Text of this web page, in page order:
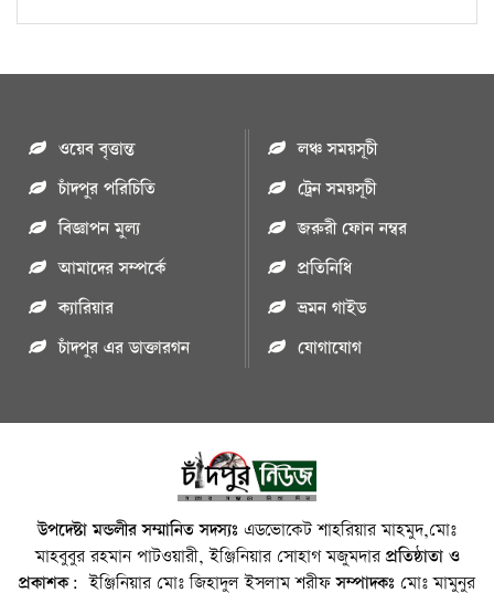
ওয়েব বৃত্তান্ত
চাঁদপুর পরিচিতি
বিজ্ঞাপন মুল্য
আমাদের সম্পর্কে
ক্যারিয়ার
চাঁদপুর এর ডাক্তারগন
লঞ্চ সময়সূচী
ট্রেন সময়সূচী
জরুরী ফোন নম্বর
প্রতিনিধি
ভ্রমন গাইড
যোগাযোগ
উপদেষ্টা মন্ডলীর সম্মানিত সদস্যঃ এডভোকেট শাহরিয়ার মাহমুদ,মোঃ
মাহবুবুর রহমান পাটওয়ারী, ইঞ্জিনিয়ার সোহাগ মজুমদারপ্রতিষ্ঠাতা ও
প্রকাশক: ইঞ্জিনিয়ার মোঃ জিহাদুল ইসলাম শরীফসম্পাদকঃ মোঃ মামুনুর